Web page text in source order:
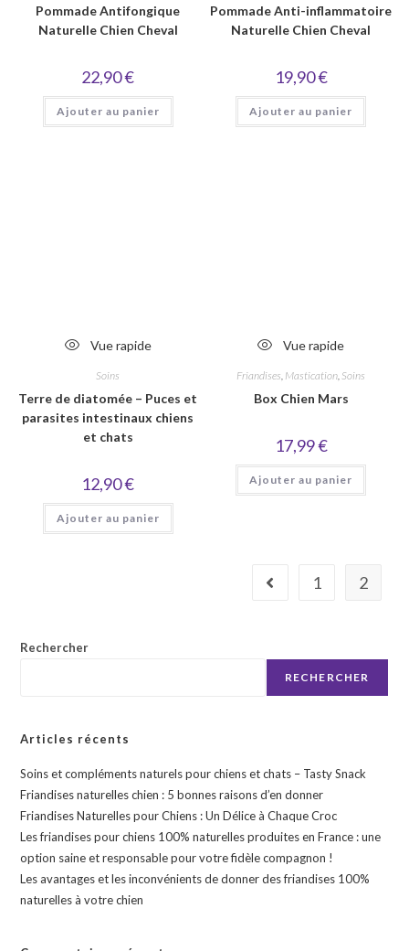
Pommade Antifongique
Naturelle Chien Cheval
22,90€
Ajouter au panier
Pommade Anti-inflammatoire
Naturelle Chien Cheval
19,90€
Ajouter au panier
Vue rapide
Soins
Terre de diatomée – Puces et
parasites intestinaux chiens
et chats
12,90€
Ajouter au panier
Vue rapide
Friandises, Mastication, Soins
Box Chien Mars
17,99€
Ajouter au panier
1 2
Rechercher
RECHERCHER
Articles récents
Soins et compléments naturels pour chiens et chats – Tasty Snack
Friandises naturelles chien : 5 bonnes raisons d’en donner
Friandises Naturelles pour Chiens : Un Délice à Chaque Croc
Les friandises pour chiens 100% naturelles produites en France : une
option saine et responsable pour votre fidèle compagnon !
Les avantages et les inconvénients de donner des friandises 100%
naturelles à votre chien